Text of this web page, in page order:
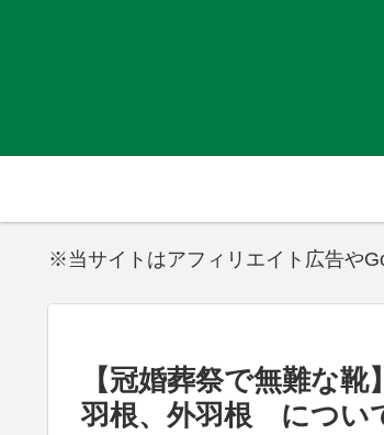
※当サイトはアフィリエイト広告や
【冠婚葬祭で無難な
羽根、外羽根 につい